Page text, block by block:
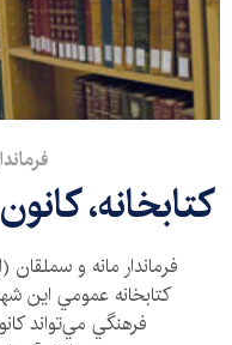
کتابخانه،
فرماندار مانه و سملقان
كتابخانه‌ عمومي اين
فرهنگي مي‌تواند